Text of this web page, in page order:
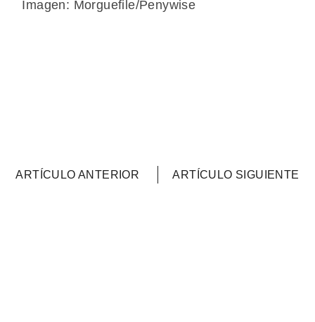
Imagen: Morguefile/Penywise
ARTÍCULO ANTERIOR ARTÍCULO SIGUIENTE